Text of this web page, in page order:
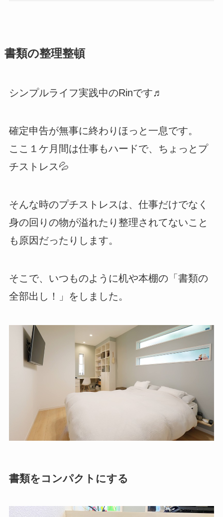
書類の整理整頓
シンプルライフ実践中のRinです♬
確定申告が無事に終わりほっと一息です。
ここ１ケ月間は仕事もハードで、ちょっとプ
チストレス💦
そんな時のプチストレスは、仕事だけでなく
身の回りの物が溢れたり整理されてないこと
も原因だったりします。
そこで、いつものように机や本棚の「書類の
全部出し！」をしました。
書類をコンパクトにする